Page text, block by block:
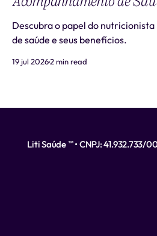
Descubra o papel do
de saúde e seus benefícios.
19 jul 20262 min read
Liti Saúde ™ • CNPJ: 41.932.733/